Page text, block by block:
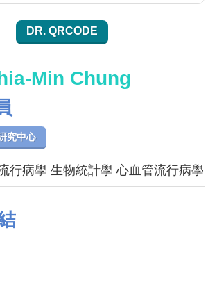
DR. QRCODE
Min Chung
究中心
行病學 生物統計學 心血管流行病學